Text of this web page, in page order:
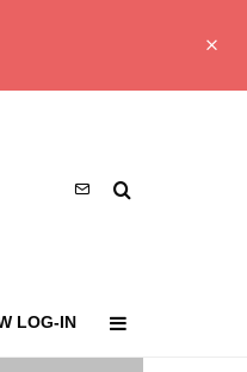
LOG-IN